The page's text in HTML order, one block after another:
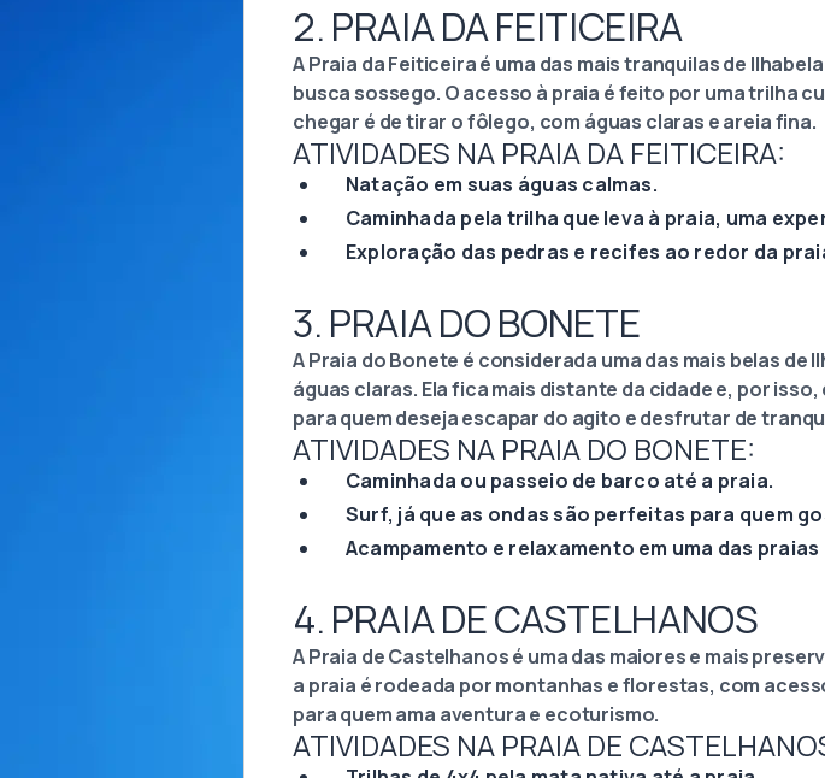
2. PRAIA DA FEITICEIRA
A Praia da Feiticeira é uma das mais tranquilas de
busca sossego. O acesso à praia é feito por uma trilha
chegar é de tirar o fôlego, com águas claras e areia fina.
ATIVIDADES NA PRAIA DA FEITICEIRA:
Natação em suas águas calmas.
Caminhada pela trilha que leva à praia, uma
Exploração das pedras e recifes ao redor da
3. PRAIA DO BONETE
A Praia do Bonete é considerada uma das mais belas
águas claras. Ela fica mais distante da cidade e, por
para quem deseja escapar do agito e desfrutar de
ATIVIDADES NA PRAIA DO BONETE:
Caminhada ou passeio de barco até a praia.
Surf, já que as ondas são perfeitas para quem
Acampamento e relaxamento em uma das
4. PRAIA DE CASTELHANOS
A Praia de Castelhanos é uma das maiores e mais
a praia é rodeada por montanhas e florestas, com
para quem ama aventura e ecoturismo.
ATIVIDADES NA PRAIA DE